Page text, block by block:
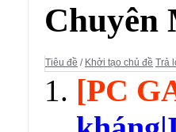
Chuyên
Tiêu đề / Khởi tạo chủ đề Trả
[PC